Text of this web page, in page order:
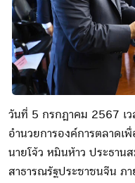
วันที่ 5 กรกฎาคม 2567 เ
อำนวยการองค์การตลาดเ
นายโจ้ว หมินห้าว ประธาน
สาธารณรัฐประชาชนจีน ภ